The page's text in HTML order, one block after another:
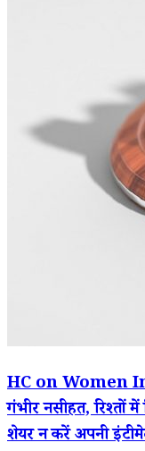
HC on Women
गंभीर नसीहत, रिश्तों
शेयर न करें अपनी